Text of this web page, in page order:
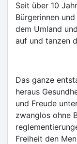
Seit über 10
Bürgerinnen
dem Umland
auf und tanzen
Das ganze
heraus
und Freude
zwanglos ohne
Freiheit den